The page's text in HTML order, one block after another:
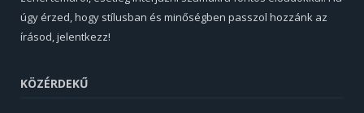
úgy érzed, hogy stílusban és minőségben passzol hozzánk az
írásod, jelentkezz!
KÖZÉRDEKŰ